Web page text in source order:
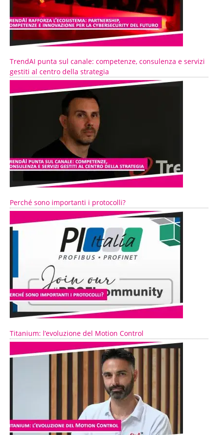
TrendAI punta sul canale: competenze, consulenza e servizi
gestiti al centro della strategia
Perché sono importanti i protocolli?
Titanium: l’evoluzione del Motion Control